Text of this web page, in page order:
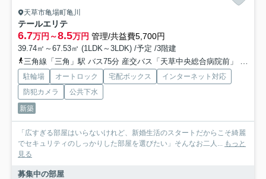
天草市亀場町亀川
テールエリテ
6.7万円～8.5万円 管理/共益費5,700円
39.74㎡～67.53㎡ (1LDK～3LDK) /予定 /3階建
三角線「三角」駅 バス75分 産交バス「天草中央総合病院前」 停歩10分
駐輪場 オートロック 宅配ボックス
インターネット対応
防犯カメラ
公共下水
新築
「広すぎる部屋はいらないけれど、新婚生活のスタートだからこそ綺麗
でセキュリティのしっかりした部屋を選びたい」そんなお二人...
もっと
見る
募集中の部屋